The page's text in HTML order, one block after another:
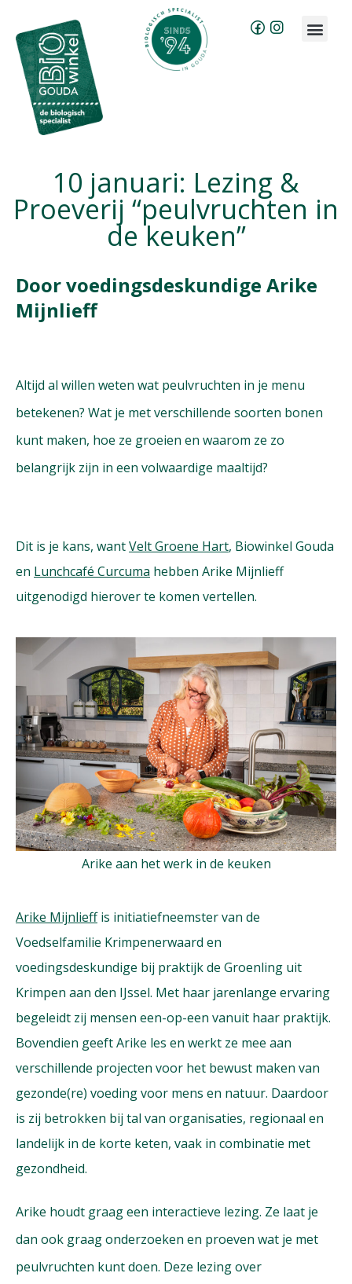
10 januari: Lezing &
Proeverij “peulvruchten in
de keuken”
Door voedingsdeskundige Arike
Mijnlieff
Altijd al willen weten wat peulvruchten in je menu
betekenen? Wat je met verschillende soorten bonen
kunt maken, hoe ze groeien en waarom ze zo
belangrijk zijn in een volwaardige maaltijd?
Dit is je kans, wantVelt Groene Hart, Biowinkel Gouda
en Lunchcafé Curcuma hebben Arike Mijnlieff
uitgenodigd hierover te komen vertellen.
Arike aan het werk in de keuken
Arike Mijnlieffis initiatiefneemster van de
Voedselfamilie Krimpenerwaard en
voedingsdeskundige bij praktijk de Groenling uit
Krimpen aan den IJssel. Met haar jarenlange ervaring
begeleidt zij mensen een-op-een vanuit haar praktijk.
Bovendien geeft Arike les en werkt ze mee aan
verschillende projecten voor het bewust maken van
gezonde(re) voeding voor mens en natuur. Daardoor
is zij betrokken bij tal van organisaties, regionaal en
landelijk in de korte keten, vaak in combinatie met
gezondheid.
Arike houdt graag een interactieve lezing. Ze laat je
dan ook graag onderzoeken en proeven wat je met
peulvruchten kunt doen. Deze lezing over